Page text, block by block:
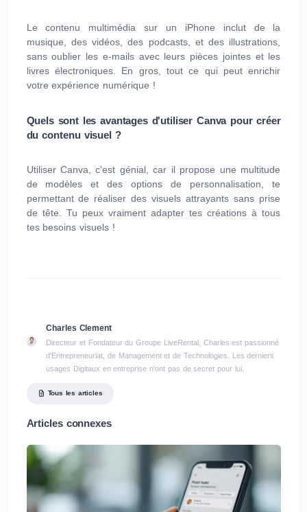
Le contenu multimédia sur un iPhone inclut de la
musique, des vidéos, des podcasts, et des illustrations,
sans oublier les e-mails avec leurs pièces jointes et les
livres électroniques. En gros, tout ce qui peut enrichir
votre expérience numérique !
Quels sont les avantages d'utiliser Canva pour créer
du contenu visuel ?
Utiliser Canva, c'est génial, car il propose une multitude
de modèles et des options de personnalisation, te
permettant de réaliser des visuels attrayants sans prise
de tête. Tu peux vraiment adapter tes créations à tous
tes besoins visuels !
Charles Clement
Directeur et Fondateur du Groupe LiveRental, Charles est passionné
d'Entrepreneuriat, de Management et de Technologies. Les derniers
usages Digitaux en entreprise n'ont pas de secret pour lui.
Tous les articles
Articles connexes